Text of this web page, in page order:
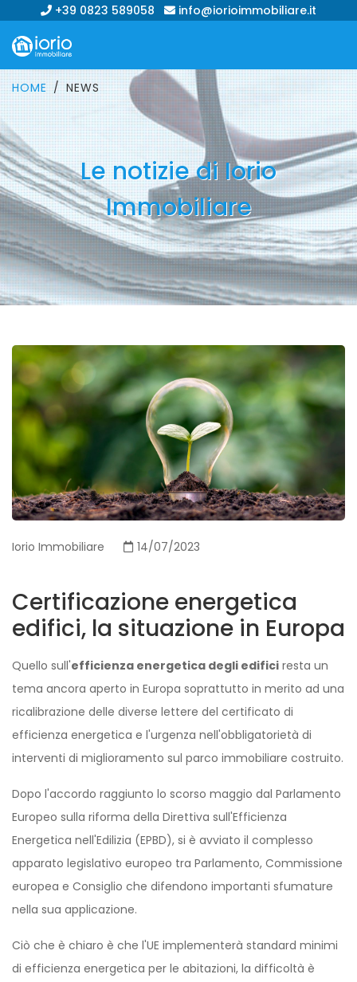
+39 0823 589058 info@iorioimmobiliare.it
HOME NEWS
Le notizie di Iorio
Immobiliare
Iorio Immobiliare 14/07/2023
Certificazione energetica
edifici, la situazione in Europa
Quello sull'efficienza energetica degli edifici resta un
tema ancora aperto in Europa soprattutto in merito ad una
ricalibrazione delle diverse lettere del certificato di
efficienza energetica e l'urgenza nell'obbligatorietà di
interventi di miglioramento sul parco immobiliare costruito.
Dopo l'accordo raggiunto lo scorso maggio dal Parlamento
Europeo sulla riforma della Direttiva sull'Efficienza
Energetica nell'Edilizia (EPBD), si è avviato il complesso
apparato legislativo europeo tra Parlamento, Commissione
europea e Consiglio che difendono importanti sfumature
nella sua applicazione.
Ciò che è chiaro è che l'UE implementerà standard minimi
di efficienza energetica per le abitazioni, la difficoltà è